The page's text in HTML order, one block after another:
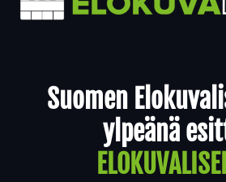
Suomen
ylpeänä